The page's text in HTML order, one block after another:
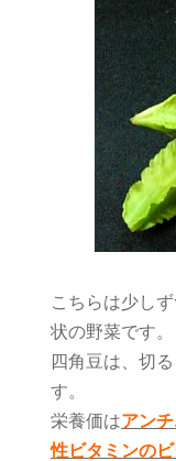
こちらは少し
状の野菜です。
四角豆は、切
す。
栄養価はアン
性ビタミンの